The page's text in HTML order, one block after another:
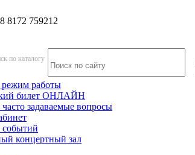
8172 759212
по каталогу
работы
билет ОНЛАЙН
задаваемые вопросы
событий
концертный зал